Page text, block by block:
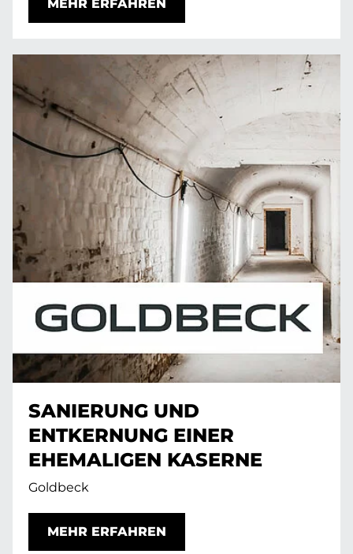
MEHR ERFAHREN
SANIERUNG UND
ENTKERNUNG EINER
EHEMALIGEN KASERNE
Goldbeck
MEHR ERFAHREN